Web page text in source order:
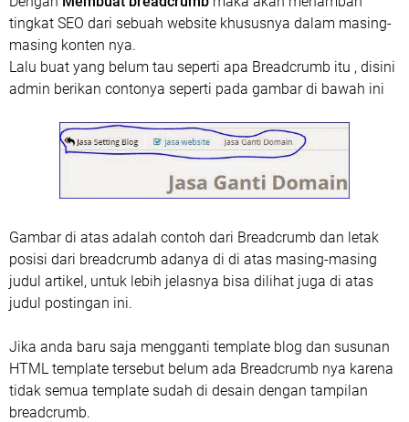
tingkat SEO dari sebuah website khususnya dalam masing-
masing konten nya.
Lalu buat yang belum tau seperti apa Breadcrumb itu , disini
admin berikan contonya seperti pada gambar di bawah ini
Gambar di atas adalah contoh dari Breadcrumb dan letak
posisi dari breadcrumb adanya di di atas masing-masing
judul artikel, untuk lebih jelasnya bisa dilihat juga di atas
judul postingan ini.
Jika anda baru saja mengganti template blog dan susunan
HTML template tersebut belum ada Breadcrumb nya karena
tidak semua template sudah di desain dengan tampilan
breadcrumb.